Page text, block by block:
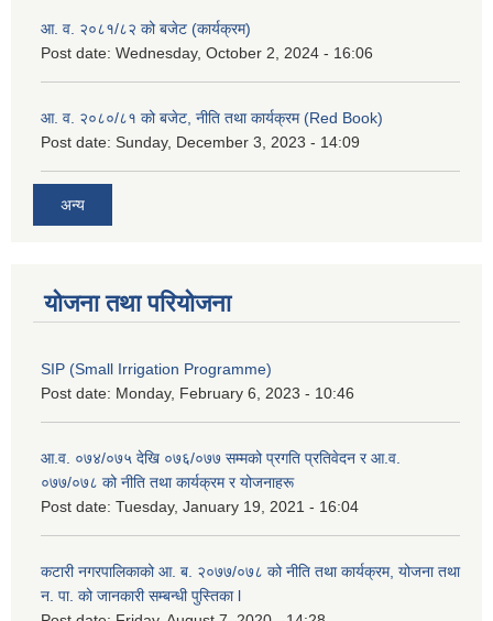
आ. व. २०८१/८२ को बजेट (कार्यक्रम)
Post date: Wednesday, October 2, 2024 - 16:06
आ. व. २०८०/८१ को बजेट, नीति तथा कार्यक्रम (Red Book)
Post date: Sunday, December 3, 2023 - 14:09
अन्य
योजना तथा परियोजना
SIP (Small Irrigation Programme)
Post date: Monday, February 6, 2023 - 10:46
आ.व. ०७४/०७५ देखि ०७६/०७७ सम्मको प्रगति प्रतिवेदन र आ.व.
०७७/०७८ को नीति तथा कार्यक्रम र योजनाहरू
Post date: Tuesday, January 19, 2021 - 16:04
कटारी नगरपालिकाको आ. ब. २०७७/०७८ को नीति तथा कार्यक्रम, योजना तथा
न. पा. को जानकारी सम्बन्धी पुस्तिका l